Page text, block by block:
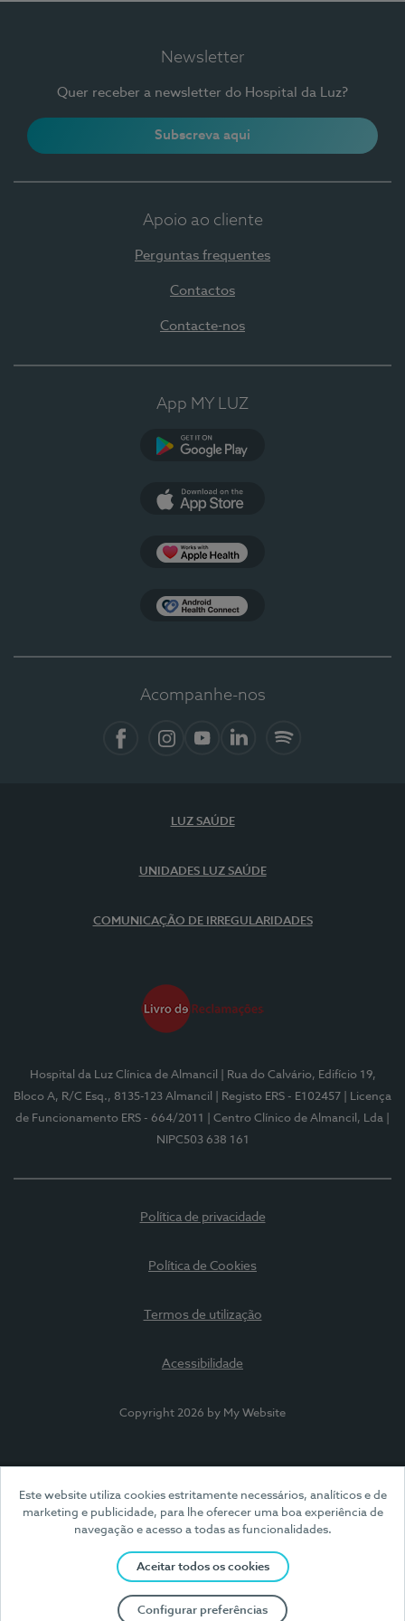
Este website utiliza cookies estritamente necessários, analíticos e de
marketing e publicidade, para lhe oferecer uma boa experiência de
navegação e acesso a todas as funcionalidades.
Aceitar todos os cookies
Configurar preferências
Newsletter
Quer receber a newsletter do Hospital da Luz?
Subscreva aqui
Apoio ao cliente
Perguntas frequentes
Contactos
Contacte-nos
App MY LUZ
Acompanhe-nos
LUZ SAÚDE
UNIDADES LUZ SAÚDE
COMUNICAÇÃO DE IRREGULARIDADES
Hospital da Luz Clínica de Almancil
| Rua do Calvário, Edifício 19,
Bloco A, R/C Esq., 8135-123 Almancil
| Registo ERS - E102457
| Licença
de Funcionamento ERS - 664/2011
| Centro Clínico de Almancil, Lda
NIPC503 638 161
Política de privacidade
Política de Cookies
Termos de utilização
Acessibilidade
Copyright 2026 by My Website